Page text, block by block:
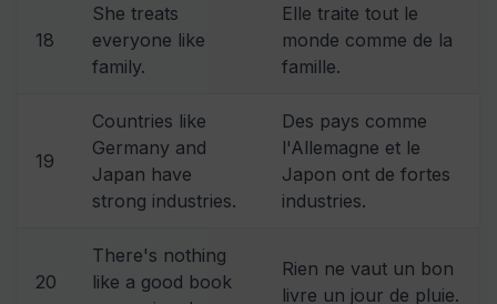
18
She treats
everyone like
family.
Elle traite tout le
monde comme de la
famille.
19
Countries like
Germany and
Japan have
strong industries.
Des pays comme
l'Allemagne et le
Japon ont de fortes
industries.
20
There's nothing
like a good book
Rien ne vaut un bon
livre un jour de pluie.